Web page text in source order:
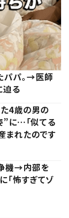
パパ。→医師
迫る
た4歳の男の
”に…「似てる
まれたのです
機→内部を
怖すぎてゾ